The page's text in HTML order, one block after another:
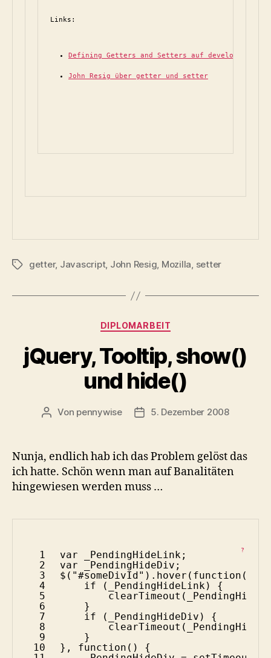
Links:
Defining Getters and Setters auf
John Resig über getter und setter
Schlagwörter
getter, Javascript, John Resig, Mozilla, setter
Kategorien
DIPLOMARBEIT
jQuery, Tooltip, show()
und hide()
Beitragsautor
Von pennywise Veröffentlichungsdatum
5. Dezember 2008
Nunja, endlich hab ich das Problem gelöst das
ich hatte. Schön wenn man auf Banalitäten
hingewiesen werden muss …
?
1
2
3
4
5
6
7
8
9
10
var
_PendingHideLink;
var
_PendingHideDiv;
$( "#someDivId" ).hover( function () {
if
(_PendingHideLink) {
}
if
(_PendingHideDiv) {
}
}, function () {